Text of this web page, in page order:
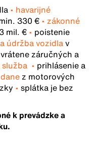
• havarijné
330 € • zákonné
mil. € • poistenie
údržba vozidlav
záručných a
• prihlásenie a
danez motorových
• splátka je bez
k prevádzke a